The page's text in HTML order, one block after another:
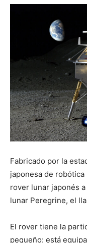
Fabricado por la
japonesa de
rover lunar japonés
lunar Peregrine, el
El rover tiene la
pequeño: está